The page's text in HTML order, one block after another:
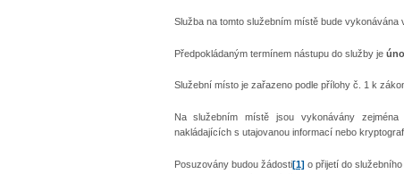
Služba na tomto služebním místě bude vykonávána
Předpokládaným termínem nástupu do služby je
Služební místo je zařazeno podle přílohy č. 1 k
Na služebním místě jsou vykonávány
nakládajících s utajovanou informací nebo
Posuzovány budou žádosti[1] o přijetí do